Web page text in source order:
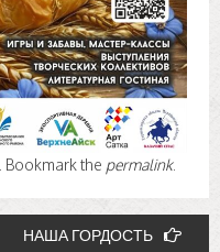
. Bookmark the permalink.
НАША ГОРДОСТЬ